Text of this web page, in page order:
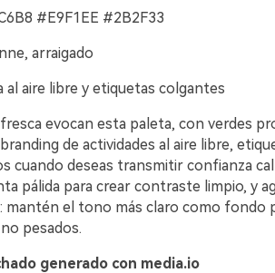
#E9F1EE #2B2F33
arraigado
al aire libre y etiquetas colgantes
evocan esta paleta, con verdes
de actividades al aire libre,
cuando deseas transmitir confianza
pálida para crear contraste limpio, y
mantén el tono más claro como fondo
pesados.
generado con media.io